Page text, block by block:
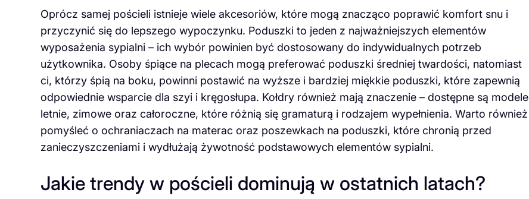
Oprócz samej pościeli istnieje wiele akcesoriów, które mogą znacząco poprawić komfort snu i
przyczynić się do lepszego wypoczynku. Poduszki to jeden z najważniejszych elementów
wyposażenia sypialni – ich wybór powinien być dostosowany do indywidualnych potrzeb
użytkownika. Osoby śpiące na plecach mogą preferować poduszki średniej twardości, natomiast
ci, którzy śpią na boku, powinni postawić na wyższe i bardziej miękkie poduszki, które zapewnią
odpowiednie wsparcie dla szyi i kręgosłupa. Kołdry również mają znaczenie – dostępne są modele
letnie, zimowe oraz całoroczne, które różnią się gramaturą i rodzajem wypełnienia. Warto również
pomyśleć o ochraniaczach na materac oraz poszewkach na poduszki, które chronią przed
zanieczyszczeniami i wydłużają żywotność podstawowych elementów sypialni.
Jakie trendy w pościeli dominują w ostatnich latach?